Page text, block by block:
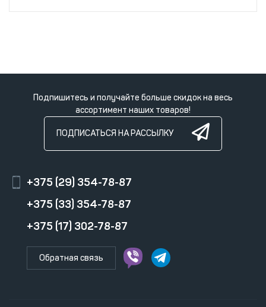
Подпишитесь и получайте больше скидок на весь
ассортимент наших товаров!
ПОДПИСАТЬСЯ НА РАССЫЛКУ
+375 (29) 354-78-87
+375 (33) 354-78-87
+375 (17) 302-78-87
Обратная связь